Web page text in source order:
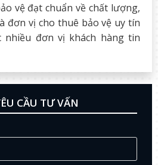
vệ đạt chuẩn về chất lượng,
đơn vị cho thuê bảo vệ uy tín
nhiều đơn vị khách hàng tin
CẦU TƯ VẤN